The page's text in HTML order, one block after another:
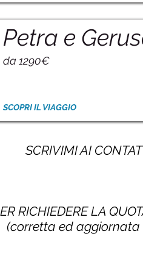
Petra e
da 1290€
SCOPRI IL VIAGGIO
SCRIVIMI AI
RICHIEDERE LA
(corretta ed